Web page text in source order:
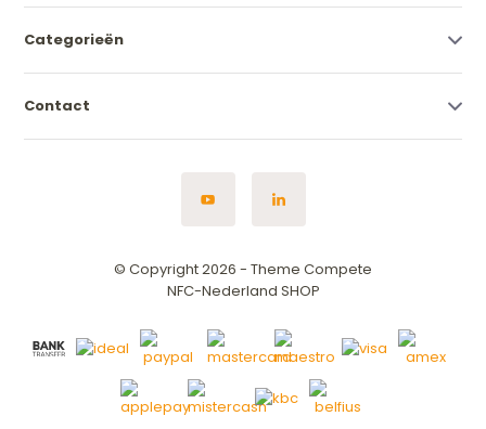
Categorieën
Contact
© Copyright 2026 - Theme Compete
NFC-Nederland SHOP